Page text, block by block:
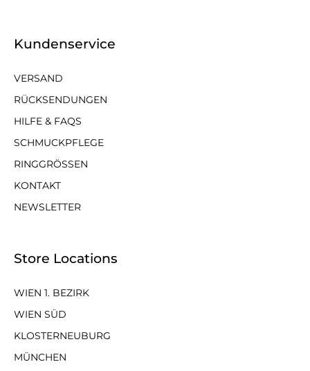
Kundenservice
VERSAND
RÜCKSENDUNGEN
HILFE & FAQS
SCHMUCKPFLEGE
RINGGRÖSSEN
KONTAKT
NEWSLETTER
Store Locations
WIEN 1. BEZIRK
WIEN SÜD
KLOSTERNEUBURG
MÜNCHEN